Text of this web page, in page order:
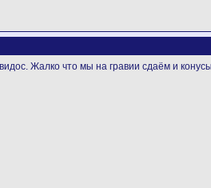
Жалко что мы на гравии сдаём и